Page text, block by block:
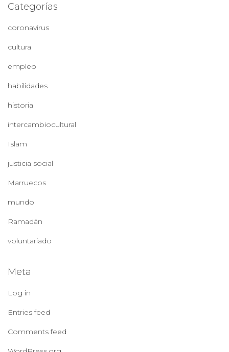
Categorías
coronavirus
cultura
empleo
habilidades
historia
intercambiocultural
Islam
justicia social
Marruecos
mundo
Ramadán
voluntariado
Meta
Log in
Entries feed
Comments feed